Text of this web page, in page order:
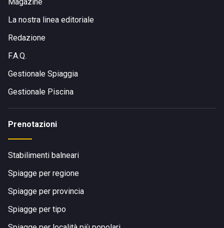
La nostra linea editoriale
Redazione
F.A.Q.
Gestionale Spiaggia
Gestionale Piscina
Prenotazioni
Stabilimenti balneari
Spiagge per regione
Spiagge per provincia
Spiagge per tipo